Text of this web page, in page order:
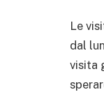
Le
dal
visita